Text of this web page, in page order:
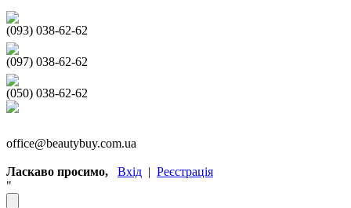
(093) 038-62-62
(097) 038-62-62
(050) 038-62-62
office@beautybuy.com.ua
Ласкаво просимо, Вхід | Реєстрація
"